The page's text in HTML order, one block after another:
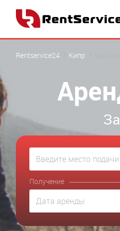
Rentservice24 Кипр
Получение